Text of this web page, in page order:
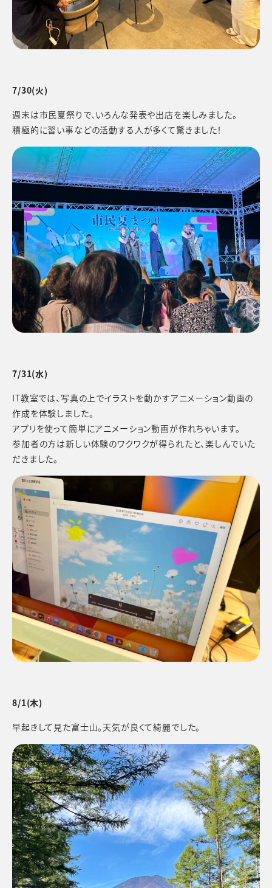
7/30(火)
週末は市民夏祭りで、いろんな発表や出店を楽しみました。
積極的に習い事などの活動する人が多くて驚きました！
7/31(水)
IT教室では、写真の上でイラストを動かすアニメーション動画の
作成を体験しました。
アプリを使って簡単にアニメーション動画が作れちゃいます。
参加者の方は新しい体験のワクワクが得られたと、楽しんでいた
だきました。
8/1(木)
早起きして見た富士山。天気が良くて綺麗でした。